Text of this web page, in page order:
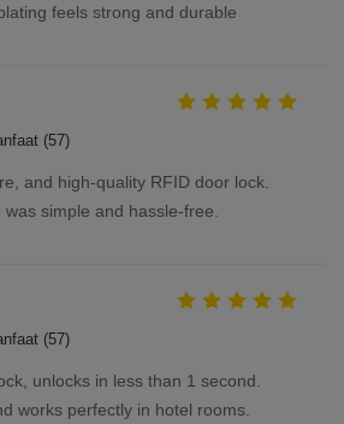
feels strong and durable
(57)
and high-quality RFID door lock.
was simple and hassle-free.
(57)
unlocks in less than 1 second.
works perfectly in hotel rooms.